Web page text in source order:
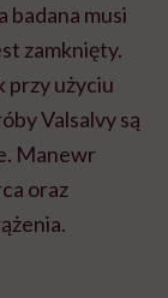
badana musi
zamknięty.
przy użyciu
Valsalvy są
Manewr
oraz